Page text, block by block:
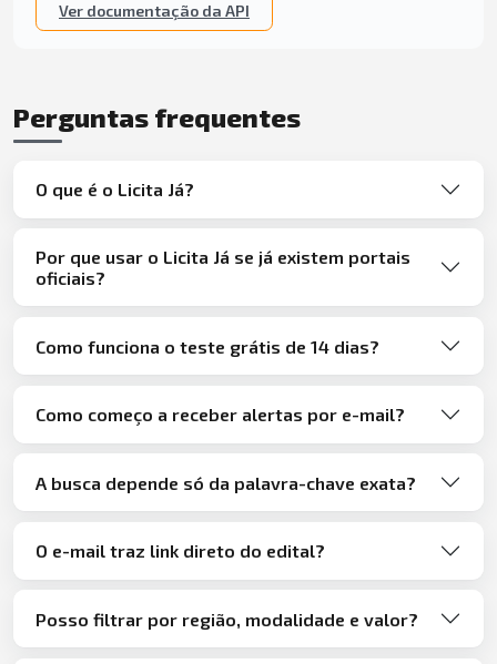
Ver documentação da API
Perguntas frequentes
O que é o Licita Já?
Por que usar o Licita Já se já existem portais
oficiais?
Como funciona o teste grátis de 14 dias?
Como começo a receber alertas por e-mail?
A busca depende só da palavra-chave exata?
O e-mail traz link direto do edital?
Posso filtrar por região, modalidade e valor?